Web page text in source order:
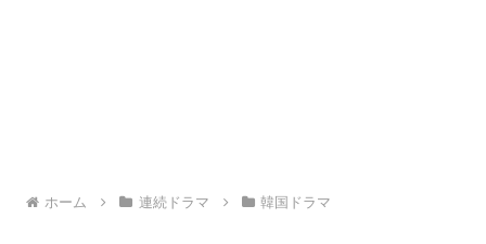
ホーム 連続ドラマ 韓国ドラマ